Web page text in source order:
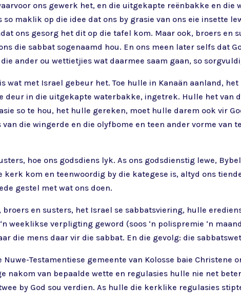
ons gewerk het, en die uitgekapte reënbakke en die
maklik op die idee dat ons by grasie van ons eie insette
ons gesorg het dit op die tafel kom. Maar ook, broers en
die sabbat sogenaamd hou. En ons meen later selfs dat
ander ou wettietjies wat daarmee saam gaan, so
wat met Israel gebeur het. Toe hulle in Kanaän aanland,
deur in die uitgekapte waterbakke, ingetrek. Hulle het van
so te hou, het hulle gereken, moet hulle darem ook vir
die wingerde en die olyfbome en teen ander vorme van
hoe ons godsdiens lyk. As ons godsdienstig lewe,
kom en teenwoordig by die kategese is, altyd ons
gestel met wat ons doen.
en susters, het Israel se sabbatsviering, hulle
weeklikse verpligting geword (soos ‘n polispremie ‘n
die mens daar vir die sabbat. En die gevolg: die
Testamentiese gemeente van Kolosse baie Christene
nakom van bepaalde wette en regulasies hulle nie net
by God sou verdien. As hulle die kerklike regulasies